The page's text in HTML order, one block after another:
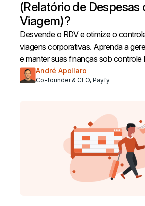
(Relatório de Despesas
Viagem)?
Desvende o RDV e otimize o
viagens corporativas. Aprenda a
e manter suas finanças sob controle
André Apollaro
Co-founder & CEO, Payfy